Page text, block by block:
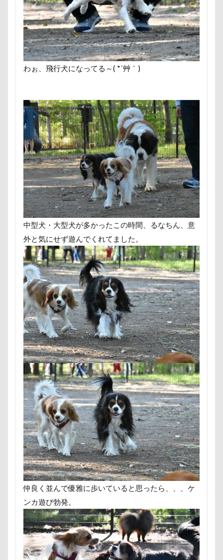
わぉ、飛行犬になってる～( *´艸｀)
中型犬・大型犬が多かったこの時間、るなちん、意
外と気にせず遊んでくれてました。
仲良く並んで優雅に歩いていると思ったら、、、ケ
ンカ遊び勃発。
ミレーちゃん
ミレちゃん ミルクちゃん
ミラーレス一眼レフ
ミラちゃん ミックス犬
マンスリーフォト
モデル モナカちゃん
ラガーシャツ風ニット
ラヴィちゃん
ラントくん
ラランくん
ララちゃん
ヨーゼフくん
ヨギボー
ユニオンジャックポロ
ユウくん
モンブラン モモちゃん
フォトコンテスト
芝桜 苺ちゃん
英国淑女
花闊歩
花菖蒲 花の里 花 芦田愛菜
舎人公園ドッグラン
舎人公園 舌出し
腕枕
脱出 能登 茂原市 茨城県
蛇口
蘭ちゃん 藤田りか子 薔薇
蕨駅
蓼科 茶花茶花
蓮田市 葛飾区
茶太郎くん
茶屋
胸の飾り毛 育成 被り物
立山町
米沢牛ステーキレストラン un
節分 筑西市
笑顔
立山連峰 空腹 糸満市 移動中
福島県
神社 神奈川県 砺波市
破壊王
肘掛けスタイル
羽咋市
肉菜工房 うしすけ 台場店
肉球ハーネス
肉球 耳掃除嫌い 耳掃除
群馬県
紅梅 美術館 羊毛フェルト
細工蒲鉾
紬くん 紫陽花 紋次郎くん
石巻市
長野北部旅行 青木町公園 震災
集合写真
階段 長野県 長野原町
長瀞屋
長持ちオヤツ
長友心平 鐘 銀行印
鈴木福
野菜ジャーキー 里山ドッグランサム
那須高原SA
飾り毛 鼻 鵜の浜海岸
鬼押出し園
駄々コネ 首里城 館林市
飯山市
食欲魔人 食器 食事風景
食べ渋り
願い事メーカー
願い事 里山 那須町
赤ちゃん
誤飲
誕生日 試着 診察台 越谷市
親戚探し
親ばかフィルター 視線の先
見返り
西丹沢
西の河原公園 赤壁 足立区